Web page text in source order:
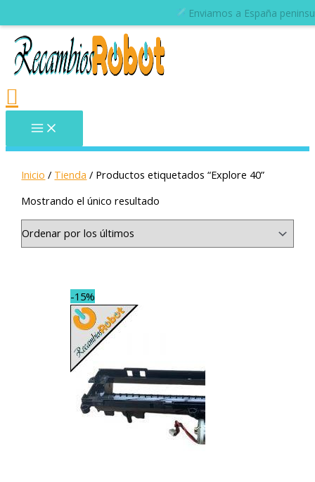
Inicio / Tienda / Productos etiquetados “Explore 40”
Mostrando el único resultado
-15%